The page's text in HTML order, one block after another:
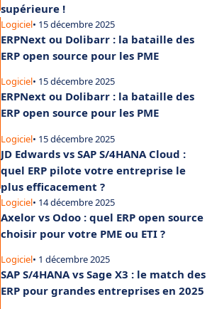
supérieure !
Logiciel• 15 décembre 2025
ERPNext ou Dolibarr : la bataille des
ERP open source pour les PME
Logiciel• 15 décembre 2025
ERPNext ou Dolibarr : la bataille des
ERP open source pour les PME
Logiciel• 15 décembre 2025
JD Edwards vs SAP S/4HANA Cloud :
quel ERP pilote votre entreprise le
plus efficacement ?
Logiciel• 14 décembre 2025
Axelor vs Odoo : quel ERP open source
choisir pour votre PME ou ETI ?
Logiciel• 1 décembre 2025
SAP S/4HANA vs Sage X3 : le match des
ERP pour grandes entreprises en 2025